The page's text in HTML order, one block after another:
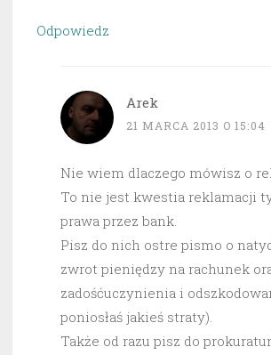
Odpowiedz
Arek
21 MARCA 2013 O 15:04
Nie wiem dlaczego mówisz o
To nie jest kwestia reklamacji
prawa przez bank.
Pisz do nich ostre pismo o
zwrot pieniędzy na rachunek
zadośćuczynienia i
poniosłaś jakieś straty).
Także od razu pisz do